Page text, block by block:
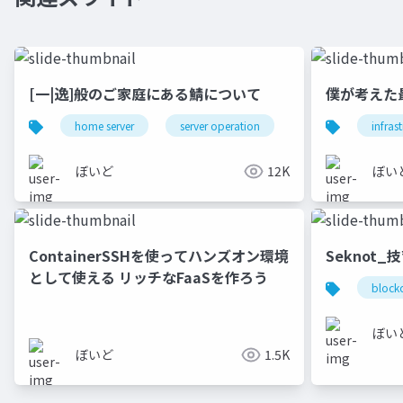
[一|逸]般のご家庭にある鯖について
home server server operation network
ぼいど 12K
僕が考えた
ぼい
ContainerSSHを使ってハンズオン環境
として使える リッチなFaaSを作ろう
ぼいど 1.5K
Seknot_技
ぼい